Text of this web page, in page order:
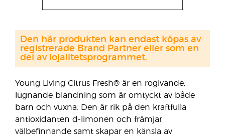
Young Living Citrus Fresh® är en rogivande,
lugnande blandning som är omtyckt av både
barn och vuxna. Den är rik på den kraftfulla
antioxidanten d-limonen och främjar
välbefinnande samt skapar en känsla av
Den här produkten kan endast köpas av
registrerade Brand Partner eller som en
del av lojalitetsprogrammet.